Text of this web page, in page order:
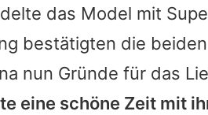
Team
Richtlinien
Impressum
das Model mit
bestätigten die
nun Gründe für das
eine schöne Zeit mit